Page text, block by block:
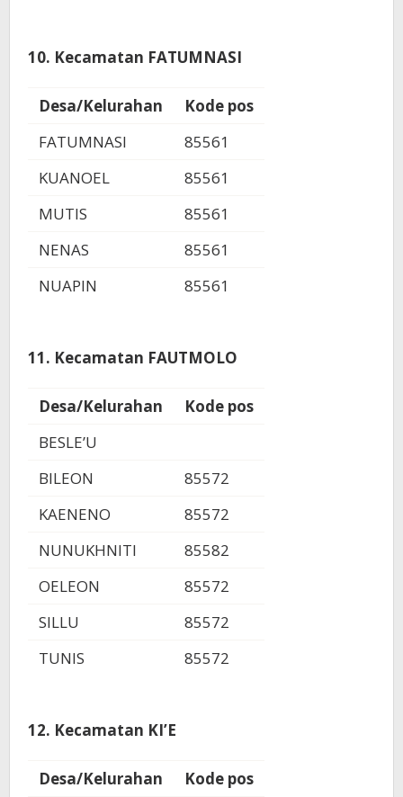
10. Kecamatan FATUMNASI
Desa/Kelurahan
Kode pos
FATUMNASI
85561
KUANOEL
85561
MUTIS
85561
NENAS
85561
NUAPIN
85561
11. Kecamatan FAUTMOLO
Desa/Kelurahan
Kode pos
BESLE’U
BILEON
85572
KAENENO
85572
NUNUKHNITI
85582
OELEON
85572
SILLU
85572
TUNIS
85572
12. Kecamatan KI’E
Desa/Kelurahan
Kode pos